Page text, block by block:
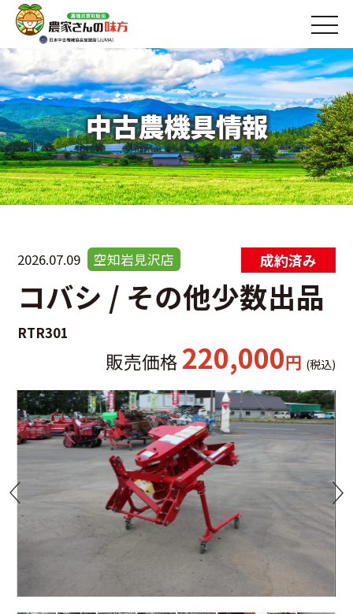
中古農機具情報
2026.07.09 空知岩見沢店
コバシ / その他少数出品
RTR301
販売価格 220,000円 (税込)